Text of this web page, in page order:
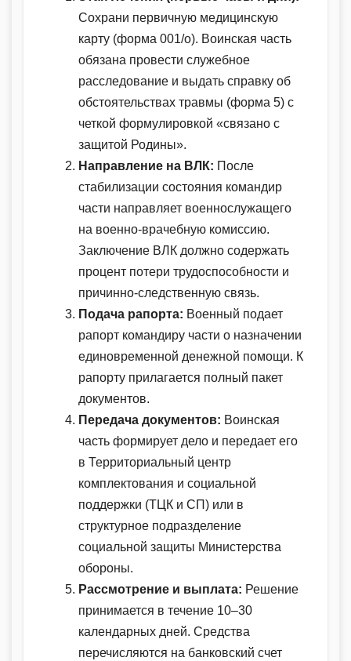
Сохрани первичную медицинскую
карту (форма 001/о). Воинская часть
обязана провести служебное
расследование и выдать справку об
обстоятельствах травмы (форма 5) с
четкой формулировкой «связано с
защитой Родины».
Направление на ВЛК: После
стабилизации состояния командир
части направляет военнослужащего
на военно-врачебную комиссию.
Заключение ВЛК должно содержать
процент потери трудоспособности и
причинно-следственную связь.
Подача рапорта: Военный подает
рапорт командиру части о назначении
единовременной денежной помощи. К
рапорту прилагается полный пакет
документов.
Передача документов: Воинская
часть формирует дело и передает его
в Территориальный центр
комплектования и социальной
поддержки (ТЦК и СП) или в
структурное подразделение
социальной защиты Министерства
обороны.
Рассмотрение и выплата: Решение
принимается в течение 10–30
календарных дней. Средства
перечисляются на банковский счет